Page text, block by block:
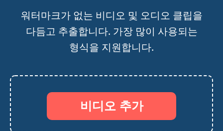
워터마크가 없는 비디오 및 오디오 클립을
다듬고 추출합니다. 가장 많이 사용되는
형식을 지원합니다.
비디오 추가